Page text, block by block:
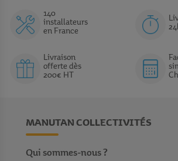
140
installateurs
en France
Livraison
offerte dès
200€ HT
MANUTAN COLLECTIVITÉS
Qui sommes-nous ?